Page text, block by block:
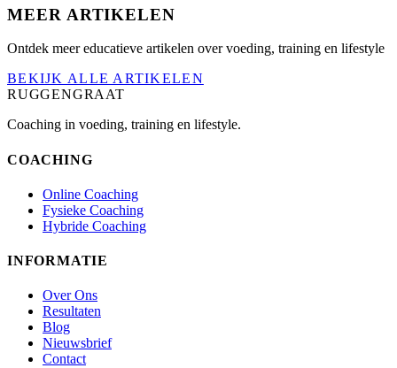
MEER ARTIKELEN
Ontdek meer educatieve artikelen over voeding, training en lifestyle
BEKIJK ALLE ARTIKELEN
RUGGENGRAAT
Coaching in voeding, training en lifestyle.
COACHING
Online Coaching
Fysieke Coaching
Hybride Coaching
INFORMATIE
Over Ons
Resultaten
Blog
Nieuwsbrief
Contact